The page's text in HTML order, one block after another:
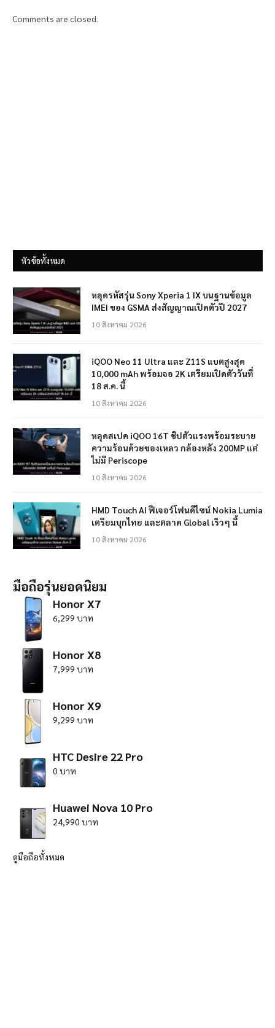
Comments are closed.
หัวข้อทั้งหมด
หลุดรหัสรุ่น Sony Xperia 1 IX บนฐานข้อมูล
IMEI ของ GSMA ส่งสัญญาณเปิดตัวปี 2027
10 สิงหาคม 2026
iQOO Neo 11 Ultra และ Z11S แบตสูงสุด
10,000 mAh พร้อมจอ 2K เตรียมเปิดตัววันที่
18 ส.ค. นี้
10 สิงหาคม 2026
หลุดสเปค iQOO 16T ชิปตัวแรงพร้อมระบาย
ความร้อนด้วยของเหลว กล้องหลัง 200MP แต่
ไม่มี Periscope
10 สิงหาคม 2026
HMD Touch AI ฟีเจอร์โฟนดีไซน์ Nokia Lumia
เตรียมบุกไทย และตลาด Global เร็วๆ นี้
10 สิงหาคม 2026
มือถือรุ่นยอดนิยม
Honor X7
6,299 บาท
Honor X8
7,999 บาท
Honor X9
9,299 บาท
HTC Desire 22 Pro
0 บาท
Huawei Nova 10 Pro
24,990 บาท
ดูมือถือทั้งหมด